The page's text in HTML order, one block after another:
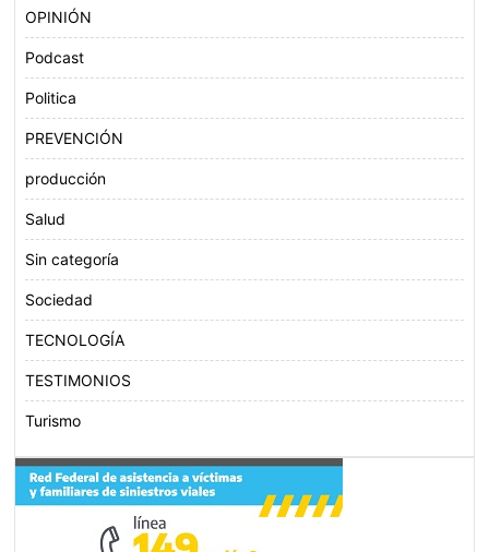
OPINIÓN
Podcast
Politica
PREVENCIÓN
producción
Salud
Sin categoría
Sociedad
TECNOLOGÍA
TESTIMONIOS
Turismo